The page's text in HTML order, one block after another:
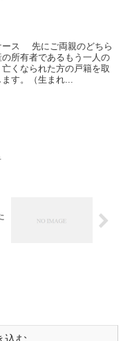
ース 先にご両親のどちら
所有者であるもう一人の
くなられた方の戸籍を取
す。（生まれ...